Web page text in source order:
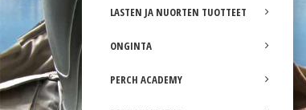
LASTEN JA NUORTEN TUOTTEET
ONGINTA
PERCH ACADEMY